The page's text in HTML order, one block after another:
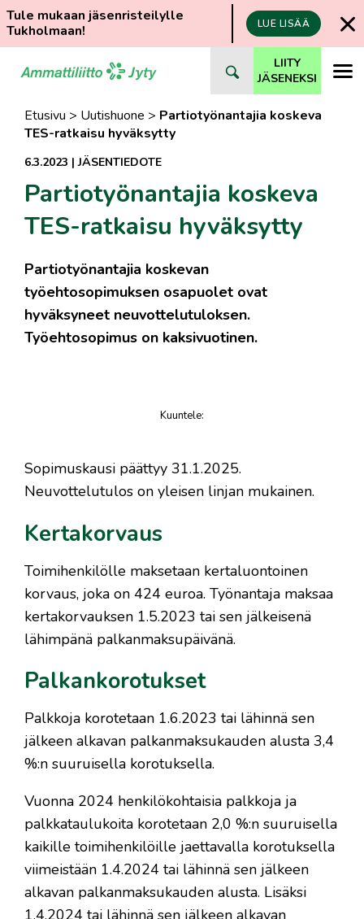
Tule mukaan jäsenristeilylle
Tukholmaan!
LUE LISÄÄ
suoraan
LIITY
JÄSENEKSI
Etusivu > Uutishuone > Partiotyönantajia koskeva
TES-ratkaisu hyväksytty
6.3.2023 |JÄSENTIEDOTE
Partiotyönantajia koskeva
TES-ratkaisu hyväksytty
Partiotyönantajia koskevan
työehtosopimuksen osapuolet ovat
hyväksyneet neuvottelutuloksen.
Työehtosopimus on kaksivuotinen.
Kuuntele:
Sopimuskausi päättyy 31.1.2025.
Neuvottelutulos on yleisen linjan mukainen.
Kertakorvaus
Toimihenkilölle maksetaan kertaluontoinen
korvaus, joka on 424 euroa. Työnantaja maksaa
kertakorvauksen 1.5.2023 tai sen jälkeisenä
lähimpänä palkanmaksupäivänä.
Palkankorotukset
Palkkoja korotetaan 1.6.2023 tai lähinnä sen
jälkeen alkavan palkanmaksukauden alusta 3,4
%:n suuruisella korotuksella.
Vuonna 2024 henkilökohtaisia palkkoja ja
palkkataulukoita korotetaan 2,0 %:n suuruisella
kaikille toimihenkilöille jaettavalla korotuksella
viimeistään 1.4.2024 tai lähinnä sen jälkeen
alkavan palkanmaksukauden alusta. Lisäksi
1.4.2024 tai lähinnä sen jälkeen alkavan